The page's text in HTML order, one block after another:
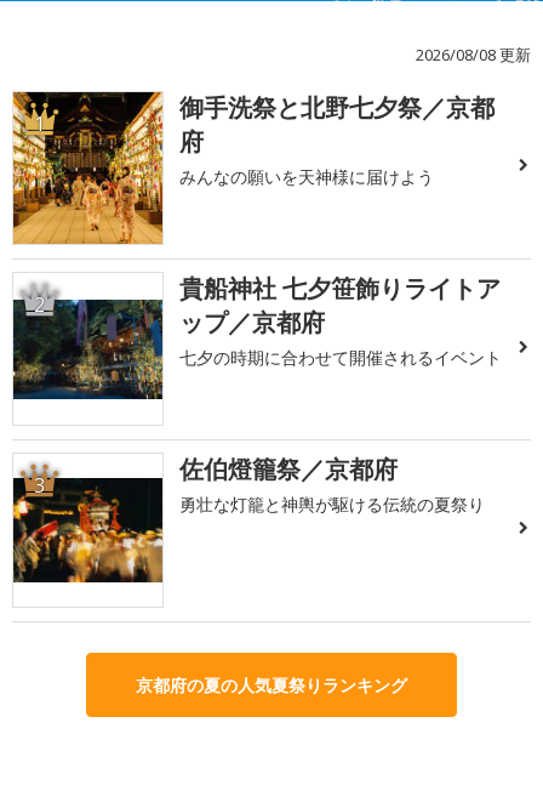
2026/08/08 更新
1
御手洗祭と北野七夕祭／京都
府
みんなの願いを天神様に届けよう
2
貴船神社 七夕笹飾りライトア
ップ／京都府
七夕の時期に合わせて開催されるイベント
3 佐伯燈籠祭／京都府
勇壮な灯籠と神輿が駆ける伝統の夏祭り
京都府の夏の人気夏祭りランキング